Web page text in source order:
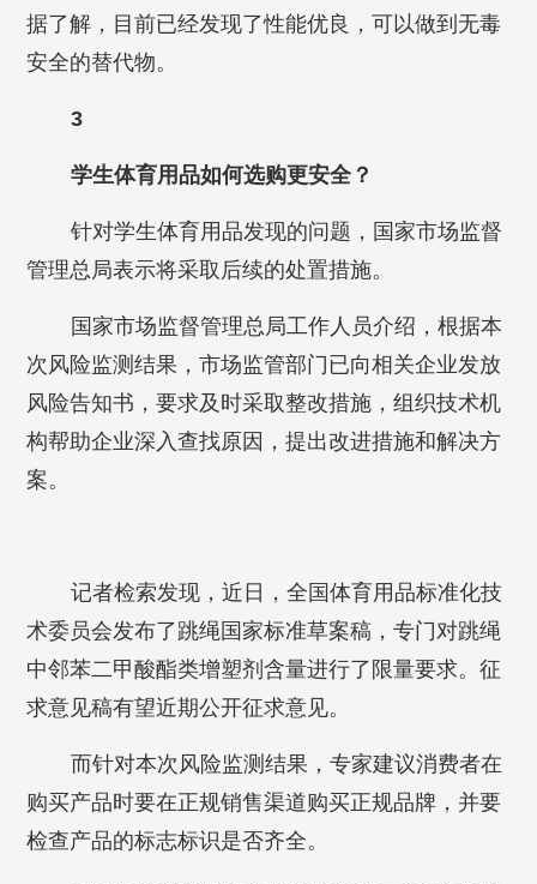
据了解，目前已经发现了性能优良，可以做到无毒
安全的替代物。
3
学生体育用品如何选购更安全？
针对学生体育用品发现的问题，国家市场监督
管理总局表示将采取后续的处置措施。
国家市场监督管理总局工作人员介绍，根据本
次风险监测结果，市场监管部门已向相关企业发放
风险告知书，要求及时采取整改措施，组织技术机
构帮助企业深入查找原因，提出改进措施和解决方
案。
记者检索发现，近日，全国体育用品标准化技
术委员会发布了跳绳国家标准草案稿，专门对跳绳
中邻苯二甲酸酯类增塑剂含量进行了限量要求。征
求意见稿有望近期公开征求意见。
而针对本次风险监测结果，专家建议消费者在
购买产品时要在正规销售渠道购买正规品牌，并要
检查产品的标志标识是否齐全。